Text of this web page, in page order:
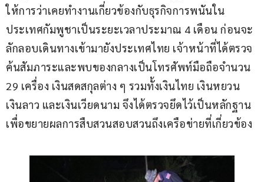
ให้การว่าเคยทำงานเกี่ยวข้องกับธุรกิจการพนันใน
ประเทศกัมพูชาเป็นระยะเวลาประมาณ 4 เดือน ก่อนจะ
ลักลอบเดินทางเข้ามายังประเทศไทย เจ้าหน้าที่ได้ตรวจ
ค้นสัมภาระและพบของกลางเป็นโทรศัพท์มือถือจำนวน
29 เครื่อง เงินสดสกุลต่าง ๆ รวมทั้งเงินไทย เงินหยวน
เงินลาว และเงินเวียดนาม จึงได้ตรวจยึดไว้เป็นหลักฐาน
เพื่อขยายผลการสืบสวนสอบสวนถึงเครือข่ายที่เกี่ยวข้อง